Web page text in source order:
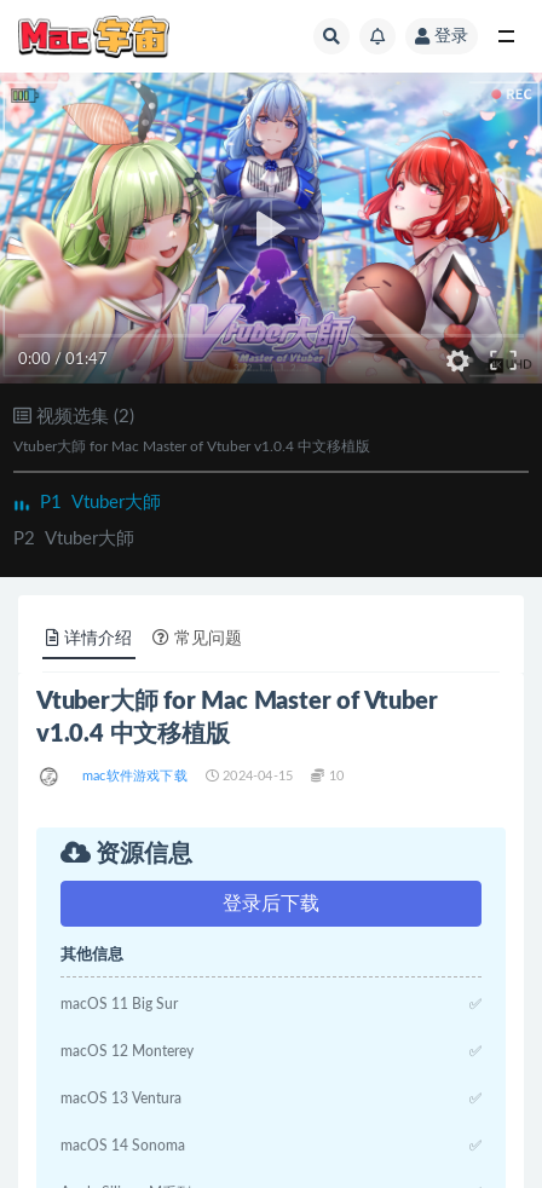
登录
0:00/ 01:47
视频选集 (2)
Vtuber大師 for Mac Master of Vtuber v1.0.4 中文移植版
P1 Vtuber大師
P2 Vtuber大師
详情介绍 常见问题
Vtuber大師 for Mac Master of Vtuber
v1.0.4 中文移植版
mac软件游戏下载 2024-04-15 10
资源信息
登录后下载
其他信息
macOS 11 Big Sur ✅
macOS 12 Monterey ✅
macOS 13 Ventura ✅
macOS 14 Sonoma ✅